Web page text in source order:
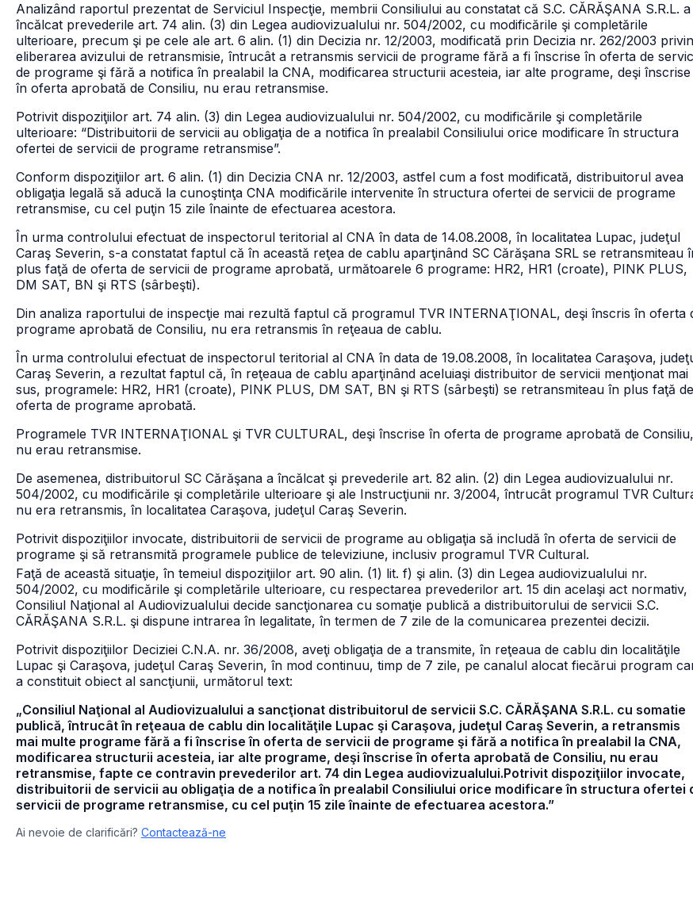
Analizând raportul prezentat de Serviciul Inspecţie, membrii Consiliului au constatat că S.C. CĂRĂŞANA S.R.L. a
încălcat prevederile art. 74 alin. (3) din Legea audiovizualului nr. 504/2002, cu modificările şi completările
ulterioare, precum şi pe cele ale art. 6 alin. (1) din Decizia nr. 12/2003, modificată prin Decizia nr. 262/2003
eliberarea avizului de retransmisie, întrucât a retransmis servicii de programe fără a fi înscrise în oferta de
de programe şi fără a notifica în prealabil la CNA, modificarea structurii acesteia, iar alte programe, deşi înscrise
în oferta aprobată de Consiliu, nu erau retransmise.
Potrivit dispoziţiilor art. 74 alin. (3) din Legea audiovizualului nr. 504/2002, cu modificările şi completările
ulterioare: “Distribuitorii de servicii au obligaţia de a notifica în prealabil Consiliului orice modificare în structura
ofertei de servicii de programe retransmise”.
Conform dispoziţiilor art. 6 alin. (1) din Decizia CNA nr. 12/2003, astfel cum a fost modificată, distribuitorul avea
obligaţia legală să aducă la cunoştinţa CNA modificările intervenite în structura ofertei de servicii de programe
retransmise, cu cel puţin 15 zile înainte de efectuarea acestora.
În urma controlului efectuat de inspectorul teritorial al CNA în data de 14.08.2008, în localitatea Lupac, judeţul
Caraş Severin, s-a constatat faptul că în această reţea de cablu aparţinând SC Cărăşana SRL se retransmiteau
plus faţă de oferta de servicii de programe aprobată, următoarele 6 programe: HR2, HR1 (croate), PINK PLUS,
DM SAT, BN şi RTS (sârbeşti).
Din analiza raportului de inspecţie mai rezultă faptul că programul TVR INTERNAŢIONAL, deşi înscris în oferta
programe aprobată de Consiliu, nu era retransmis în reţeaua de cablu.
În urma controlului efectuat de inspectorul teritorial al CNA în data de 19.08.2008, în localitatea Caraşova,
Caraş Severin, a rezultat faptul că, în reţeaua de cablu aparţinând aceluiaşi distribuitor de servicii menţionat mai
sus, programele: HR2, HR1 (croate), PINK PLUS, DM SAT, BN şi RTS (sârbeşti) se retransmiteau în plus faţă de
oferta de programe aprobată.
Programele TVR INTERNAŢIONAL şi TVR CULTURAL, deşi înscrise în oferta de programe aprobată de Consiliu,
nu erau retransmise.
De asemenea, distribuitorul SC Cărăşana a încălcat şi prevederile art. 82 alin. (2) din Legea audiovizualului nr.
504/2002, cu modificările şi completările ulterioare şi ale Instrucţiunii nr. 3/2004, întrucât programul TVR
nu era retransmis, în localitatea Caraşova, judeţul Caraş Severin.
Potrivit dispoziţiilor invocate, distribuitorii de servicii de programe au obligaţia să includă în oferta de servicii de
programe şi să retransmită programele publice de televiziune, inclusiv programul TVR Cultural.
Faţă de această situaţie, în temeiul dispoziţiilor art. 90 alin. (1) lit. f) şi alin. (3) din Legea audiovizualului nr.
504/2002, cu modificările şi completările ulterioare, cu respectarea prevederilor art. 15 din acelaşi act normativ,
Consiliul Naţional al Audiovizualului decide sancţionarea cu somaţie publică a distribuitorului de servicii S.C.
CĂRĂŞANA S.R.L. şi dispune intrarea în legalitate, în termen de 7 zile de la comunicarea prezentei decizii.
Potrivit dispoziţiilor Deciziei C.N.A. nr. 36/2008, aveţi obligaţia de a transmite, în reţeaua de cablu din localităţile
Lupac şi Caraşova, judeţul Caraş Severin, în mod continuu, timp de 7 zile, pe canalul alocat fiecărui program
a constituit obiect al sancţiunii, următorul text:
„Consiliul Naţional al Audiovizualului a sancţionat distribuitorul de servicii S.C. CĂRĂŞANA S.R.L. cu somatie
publică, întrucât în reţeaua de cablu din localităţile Lupac şi Caraşova, judeţul Caraş Severin, a retransmis
mai multe programe fără a fi înscrise în oferta de servicii de programe şi fără a notifica în prealabil la CNA,
modificarea structurii acesteia, iar alte programe, deşi înscrise în oferta aprobată de Consiliu, nu erau
retransmise, fapte ce contravin prevederilor art. 74 din Legea audiovizualului.Potrivit dispoziţiilor invocate,
distribuitorii de servicii au obligaţia de a notifica în prealabil Consiliului orice modificare în structura ofertei
servicii de programe retransmise, cu cel puţin 15 zile înainte de efectuarea acestora.”
Ai nevoie de clarificări? Contactează-ne